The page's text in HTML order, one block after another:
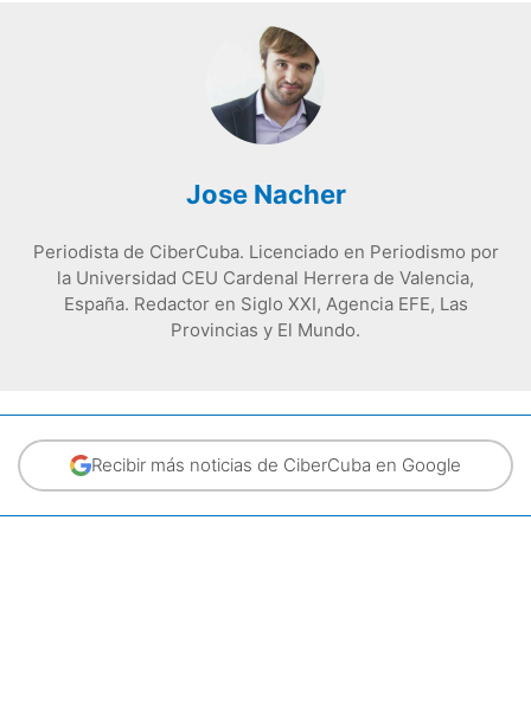
Jose Nacher
Periodista de CiberCuba. Licenciado en Periodismo por
la Universidad CEU Cardenal Herrera de Valencia,
España. Redactor en Siglo XXI, Agencia EFE, Las
Provincias y El Mundo.
Recibir más noticias de CiberCuba en Google